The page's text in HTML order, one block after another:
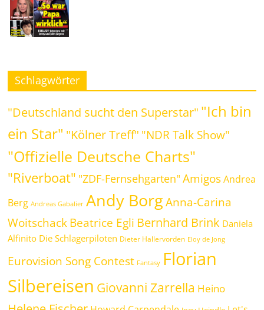
Schlagwörter
"Deutschland sucht den Superstar" "Ich bin
ein Star" "Kölner Treff" "NDR Talk Show"
"Offizielle Deutsche Charts"
"Riverboat" "ZDF-Fernsehgarten" Amigos Andrea
Berg Andreas Gabalier Andy Borg Anna-Carina
WoitschackBeatrice Egli Bernhard Brink Daniela
Alfinito Die Schlagerpiloten Dieter Hallervorden Eloy de Jong
Eurovision Song Contest Fantasy Florian
Silbereisen Giovanni Zarrella Heino